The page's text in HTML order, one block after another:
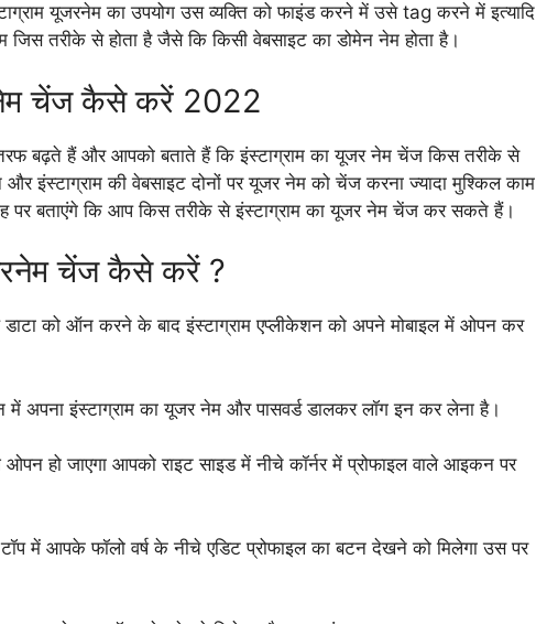
यूजरनेम का उपयोग उस व्यक्ति को फाइंड करने में उसे tag करने में इत्यादि
जिस तरीके से होता है जैसे कि किसी वेबसाइट का डोमेन नेम होता है।
चेंज कैसे करें 2022
बढ़ते हैं और आपको बताते हैं कि इंस्टाग्राम का यूजर नेम चेंज किस तरीके से
इंस्टाग्राम की वेबसाइट दोनों पर यूजर नेम को चेंज करना ज्यादा मुश्किल काम
पर बताएंगे कि आप किस तरीके से इंस्टाग्राम का यूजर नेम चेंज कर सकते हैं।
चेंज कैसे करें ?
को ऑन करने के बाद इंस्टाग्राम एप्लीकेशन को अपने मोबाइल में ओपन कर
अपना इंस्टाग्राम का यूजर नेम और पासवर्ड डालकर लॉग इन कर लेना है।
हो जाएगा आपको राइट साइड में नीचे कॉर्नर में प्रोफाइल वाले आइकन पर
में आपके फॉलो वर्ष के नीचे एडिट प्रोफाइल का बटन देखने को मिलेगा उस पर